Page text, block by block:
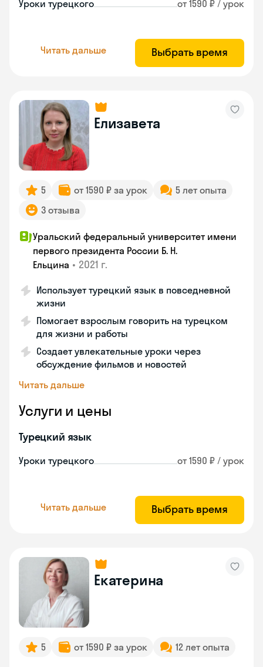
Уроки турецкого от 1590 ₽ / урок
Читать дальше Выбрать время
Елизавета
5 от 1590 ₽ за урок
5 лет опыта
3 отзыва
Уральский федеральный университет имени
первого президента России Б. Н.
Ельцина • 2021 г.
Использует турецкий язык в повседневной
жизни
Помогает взрослым говорить на турецком
для жизни и работы
Создает увлекательные уроки через
обсуждение фильмов и новостей
Читать дальше
Услуги и цены
Турецкий язык
Уроки турецкого от 1590 ₽ / урок
Читать дальше Выбрать время
Екатерина
5 от 1590 ₽ за урок 12 лет опыта